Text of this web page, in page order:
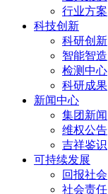
行业方案
科技创新
科研创新
智能智造
检测中心
科研成果
新闻中心
集团新闻
维权公告
吉祥鉴识
可持续发展
回报社会
社会责任